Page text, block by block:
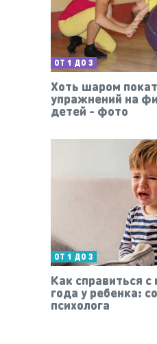
ОТ 1 ДО 3
Хоть шаром
упражнений на
детей - фото
ОТ 1 ДО 3
Как справиться с
года у ребенка:
психолога